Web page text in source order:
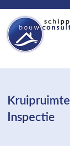
Kruipruimte
Inspectie